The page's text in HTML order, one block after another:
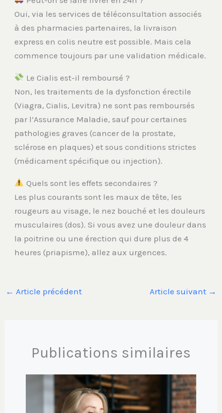
Oui, via les services de téléconsultation associés
à des pharmacies partenaires, la livraison
express en colis neutre est possible. Mais cela
commence toujours par une validation médicale.
Le Cialis est-il remboursé ?
Non, les traitements de la dysfonction érectile
(Viagra, Cialis, Levitra) ne sont pas remboursés
par l’Assurance Maladie, sauf pour certaines
pathologies graves (cancer de la prostate,
sclérose en plaques) et sous conditions strictes
(médicament spécifique ou injection).
Quels sont les effets secondaires ?
Les plus courants sont les maux de tête, les
rougeurs au visage, le nez bouché et les douleurs
musculaires (dos). Si vous avez une douleur dans
la poitrine ou une érection qui dure plus de 4
heures (priapisme), allez aux urgences.
← Article précédent Article suivant →
Publications similaires